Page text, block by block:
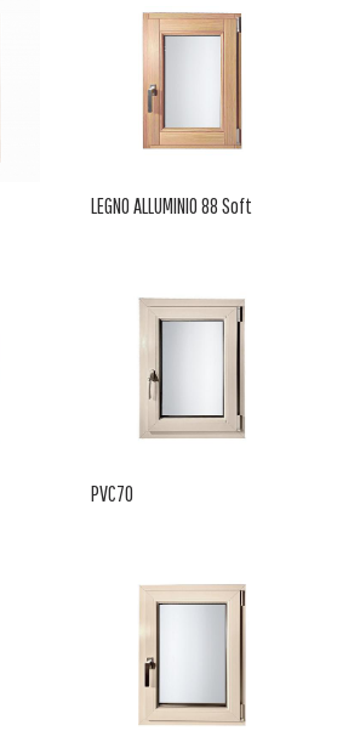
LEGNO ALLUMINIO 88 Soft
PVC70